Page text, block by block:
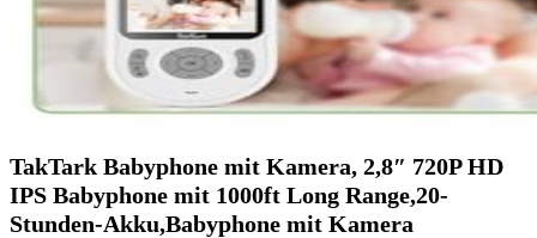
TakTark Babyphone mit Kamera, 2,8″ 720P HD
IPS Babyphone mit 1000ft Long Range,20-
Stunden-Akku,Babyphone mit Kamera